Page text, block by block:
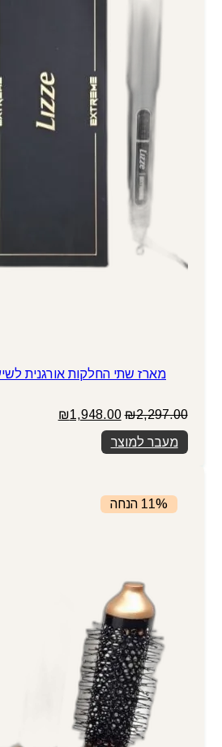
מארז שתי החלקות אורגנית
₪2,297.00
המחיר
המקורי
היה:
₪2,297.00.
₪1,948.00
מעבר למוצר
11% הנחה